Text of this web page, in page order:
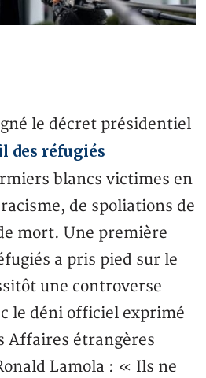
le décret présidentiel
des réfugiés
blancs victimes en
de spoliations de
mort. Une première
a pris pied sur le
une controverse
le déni officiel exprimé
Affaires étrangères
Lamola : « Ils ne